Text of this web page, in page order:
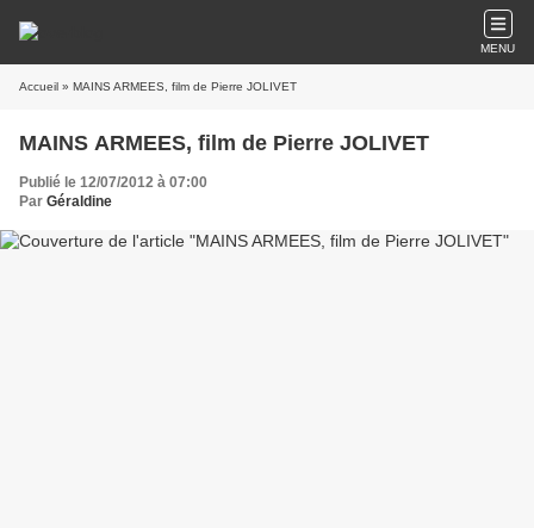
MENU
Accueil » MAINS ARMEES, film de Pierre JOLIVET
MAINS ARMEES, film de Pierre JOLIVET
Publié le 12/07/2012 à 07:00
Par Géraldine